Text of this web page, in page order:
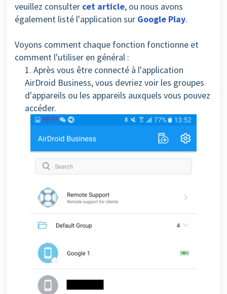
veuillez consulter cet article, ou nous avons
également listé l'application sur Google Play.
Voyons comment chaque fonction fonctionne et
comment l'utiliser en général :
1. Après vous être connecté à l'application
AirDroid Business, vous devriez voir les groupes
d'appareils ou les appareils auxquels vous pouvez
accéder.